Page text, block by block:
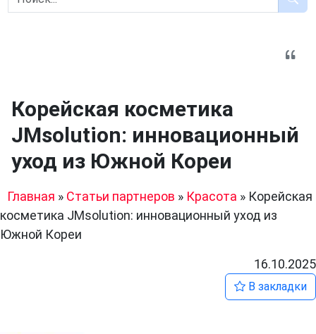
Корейская косметика
JMsolution: инновационный
уход из Южной Кореи
Главная » Статьи партнеров » Красота » Корейская
косметика JMsolution: инновационный уход из
Южной Кореи
16.10.2025
В закладки